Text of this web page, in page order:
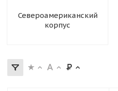
Североамериканский
корпус